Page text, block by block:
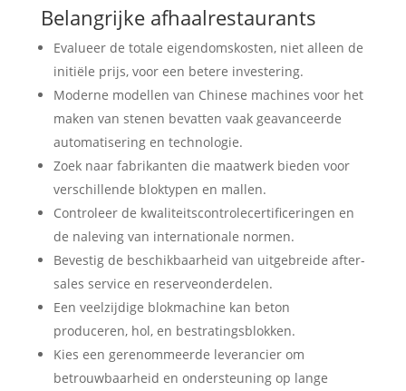
Belangrijke afhaalrestaurants
Evalueer de totale eigendomskosten, niet alleen de
initiële prijs, voor een betere investering.
Moderne modellen van Chinese machines voor het
maken van stenen bevatten vaak geavanceerde
automatisering en technologie.
Zoek naar fabrikanten die maatwerk bieden voor
verschillende bloktypen en mallen.
Controleer de kwaliteitscontrolecertificeringen en
de naleving van internationale normen.
Bevestig de beschikbaarheid van uitgebreide after-
sales service en reserveonderdelen.
Een veelzijdige blokmachine kan beton
produceren, hol, en bestratingsblokken.
Kies een gerenommeerde leverancier om
betrouwbaarheid en ondersteuning op lange